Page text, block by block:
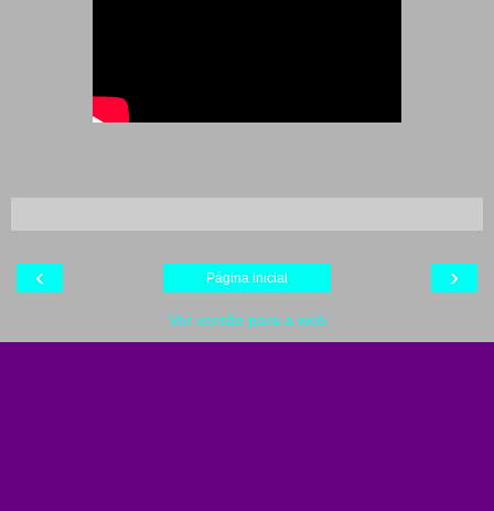
‹ ›
Página inicial
Ver versão para a web